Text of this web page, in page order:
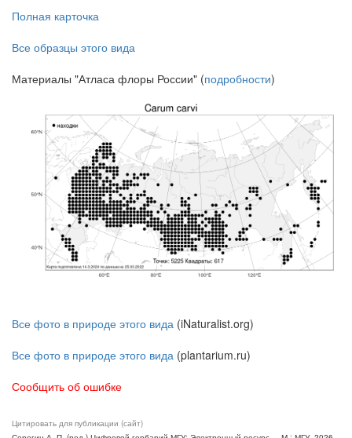
Полная карточка
Все образцы этого вида
Материалы "Атласа флоры России" (подробности)
Все фото в природе этого вида (iNaturalist.org)
Все фото в природе этого вида (plantarium.ru)
Сообщить об ошибке
Цитировать для публикации (сайт)